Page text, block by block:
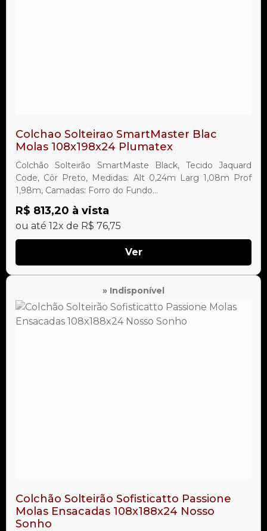
Colchao Solteirao SmartMaster Blac
Molas 108x198x24 Plumatex
Colchão Solteirão SmartMaste Black, Tecido Jaquard
Code, Côr Preto, Medidas: Alt 0,24m Larg 1,08m Prof
1,98m, Camadas: Forro do Fundo...
R$ 813,20 à vista
ou até 12x de R$ 76,75
Ver
» Indisponível
Colchão Solteirão Sofisticatto Passione
Molas Ensacadas 108x188x24 Nosso
Sonho